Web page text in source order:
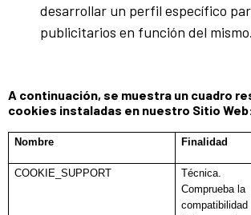
desarrollar un perfil específico
publicitarios en función del mismo.
A continuación, se muestra un cuadro
cookies instaladas en nuestro Sitio
Nombre Finalidad
COOKIE_SUPPORT
Técnica.
Comprueba la
compatibilidad